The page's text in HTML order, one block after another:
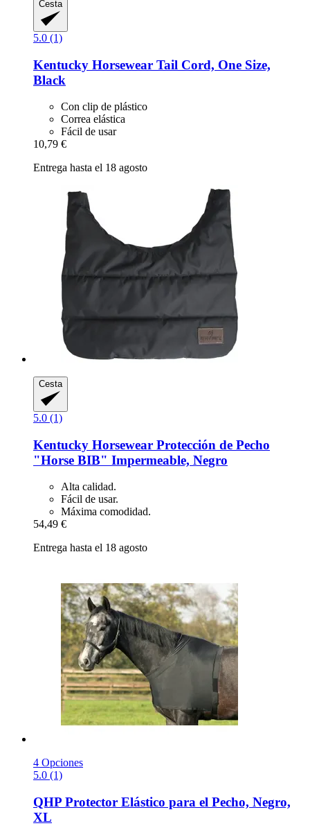
Cesta
5.0 (1)
Kentucky Horsewear Tail Cord, One Size,
Black
Con clip de plástico
Correa elástica
Fácil de usar
10,79 €
Entrega hasta el 18 agosto
Cesta
5.0 (1)
Kentucky Horsewear Protección de Pecho
"Horse BIB" Impermeable, Negro
Alta calidad.
Fácil de usar.
Máxima comodidad.
54,49 €
Entrega hasta el 18 agosto
4 Opciones
5.0 (1)
QHP Protector Elástico para el Pecho, Negro,
XL